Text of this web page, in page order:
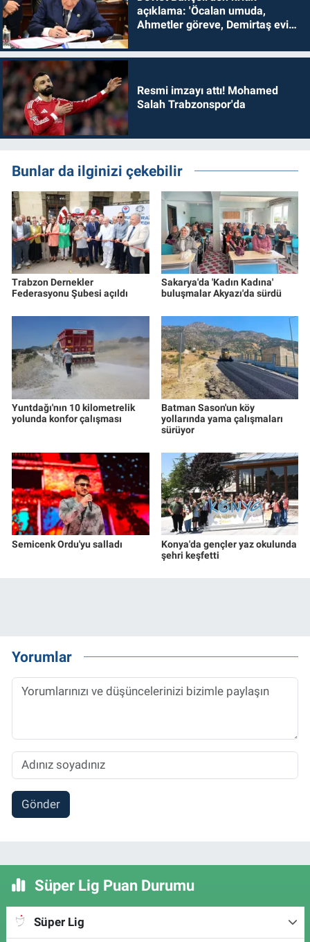
açıklama: 'Öcalan umuda,
Ahmetler göreve, Demirtaş evine
Resmi imzayı attı! Mohamed
Salah Trabzonspor'da
Bunlar da ilginizi çekebilir
Trabzon Dernekler
Federasyonu Şubesi açıldı
Sakarya'da 'Kadın Kadına'
buluşmalar Akyazı'da sürdü
Yuntdağı'nın 10 kilometrelik
yolunda konfor çalışması
Batman Sason'un köy
yollarında yama çalışmaları
sürüyor
Semicenk Ordu'yu salladı
Konya'da gençler yaz okulunda
şehri keşfetti
Yorumlar
Gönder
Süper Lig Puan Durumu
Süper Lig